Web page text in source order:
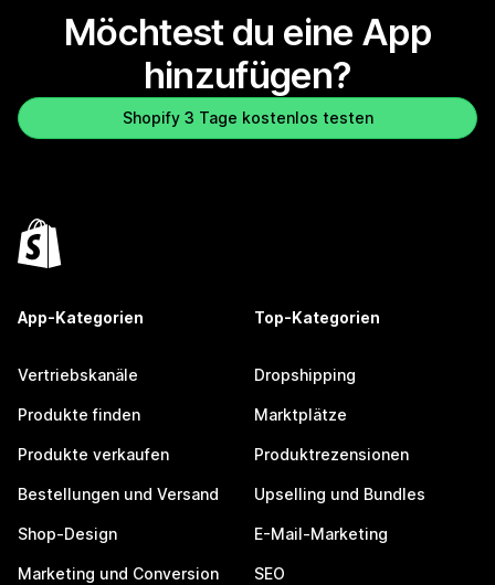
Möchtest du eine App
hinzufügen?
Shopify 3 Tage kostenlos testen
App-Kategorien
Vertriebskanäle
Produkte finden
Produkte verkaufen
Bestellungen und Versand
Shop-Design
Marketing und Conversion
Top-Kategorien
Dropshipping
Marktplätze
Produktrezensionen
Upselling und Bundles
E-Mail-Marketing
SEO